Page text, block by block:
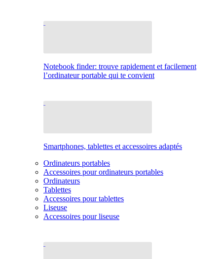
Notebook finder: trouve rapidement et facilement
l’ordinateur portable qui te convient
Smartphones, tablettes et accessoires adaptés
Ordinateurs portables
Accessoires pour ordinateurs portables
Ordinateurs
Tablettes
Accessoires pour tablettes
Liseuse
Accessoires pour liseuse